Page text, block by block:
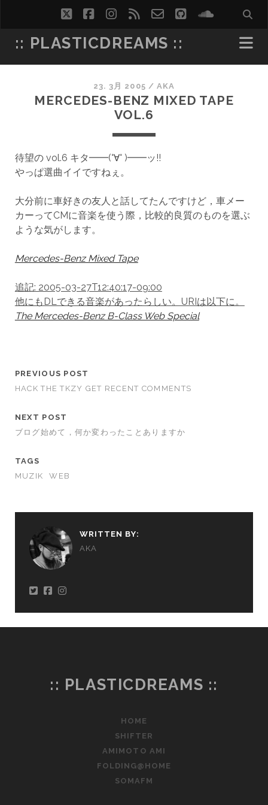
twitterfacebookinstagram
rss email-
form
github
:: PLASTICDREAMS ::
23. 3月 2005 / AKA
MERCEDES-BENZ MIXED TAPE
VOL.6
待望の vol.6 キタ━━(°∀° )━━ッ!!
やっぱ選曲イイですねぇ。
大分前に車好きの友人と話してたんですけど，車メー
カーってCMに音楽を使う際，比較的良質のものを選ぶ
ような気がします。
Mercedes-Benz Mixed Tape
追記: 2005-03-27T12:40:17-09:00
他にもDLできる音楽があったらしい。URIは以下に。
The Mercedes-Benz B-Class Web Special
PREVIOUS POST
HACK THE TKZY GET RECENT COMMENTS
NEXT POST
ブログ始めて，何か変わったことありますか
TAGS
MUZIK
WEB
WRITTEN BY:
AKA
:: PLASTICDREAMS ::
HOME
SHIFTER
AMIMOTO AMI
FOLDING@HOME
SOMAFM